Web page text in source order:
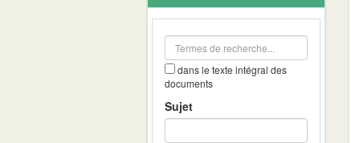
outils
dans le texte intégral des
documents
Sujet